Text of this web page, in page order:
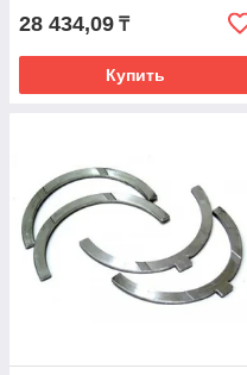
28 434,09 ₸
Купить